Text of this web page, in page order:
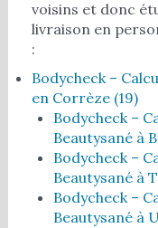
voisins et donc
livraison en
:
Bodycheck –
en Corrèze (19)
Bodycheck –
Beautysané à
Bodycheck –
Beautysané à
Bodycheck –
Beautysané à